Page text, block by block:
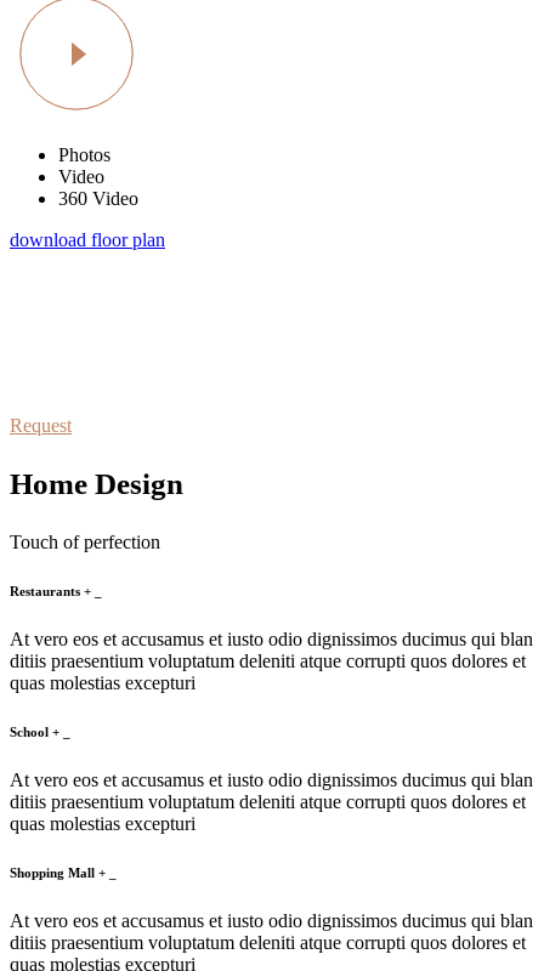
Photos
Video
360 Video
download floor plan
Request
Home Design
Touch of perfection
Restaurants +
At vero eos et accusamus et iusto odio dignissimos ducimus qui blan
ditiis praesentium voluptatum deleniti atque corrupti quos dolores et
quas molestias excepturi
School +
At vero eos et accusamus et iusto odio dignissimos ducimus qui blan
ditiis praesentium voluptatum deleniti atque corrupti quos dolores et
quas molestias excepturi
Shopping Mall +
At vero eos et accusamus et iusto odio dignissimos ducimus qui blan
ditiis praesentium voluptatum deleniti atque corrupti quos dolores et
quas molestias excepturi